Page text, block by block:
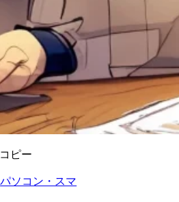
コピー
パソコン・スマ